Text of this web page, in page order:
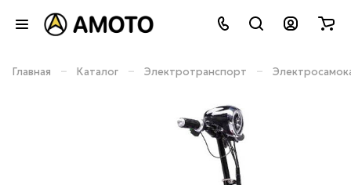
Главная – Каталог – Электротранспорт –